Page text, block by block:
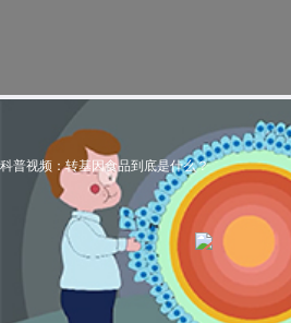
科普视频：转基因食品到底是什么？